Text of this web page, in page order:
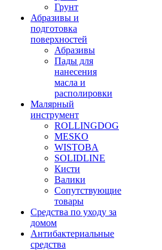
Грунт
Абразивы и
подготовка
поверхностей
Абразивы
Пады для
нанесения
масла и
располировки
Малярный
инструмент
ROLLINGDOG
MESKO
WISTOBA
SOLIDLINE
Кисти
Валики
Сопутствующие
товары
Средства по уходу за
домом
Антибактериальные
средства